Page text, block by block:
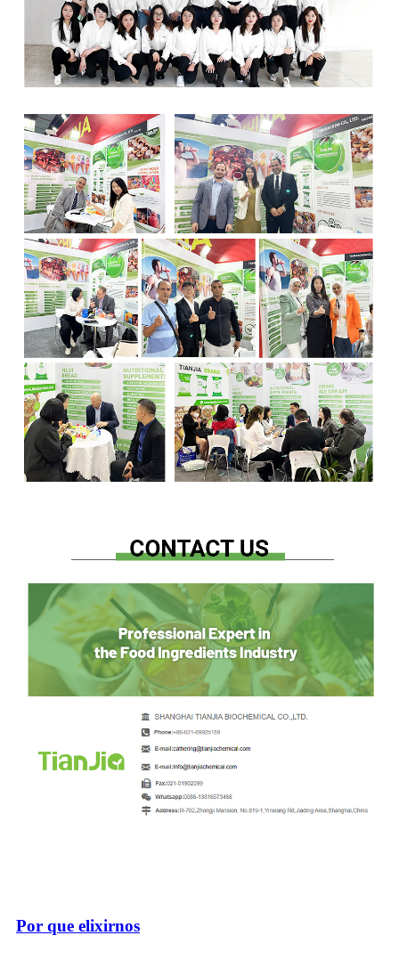
Por que elixirnos